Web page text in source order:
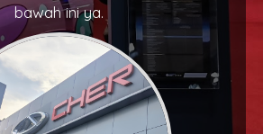
bawah ini ya.